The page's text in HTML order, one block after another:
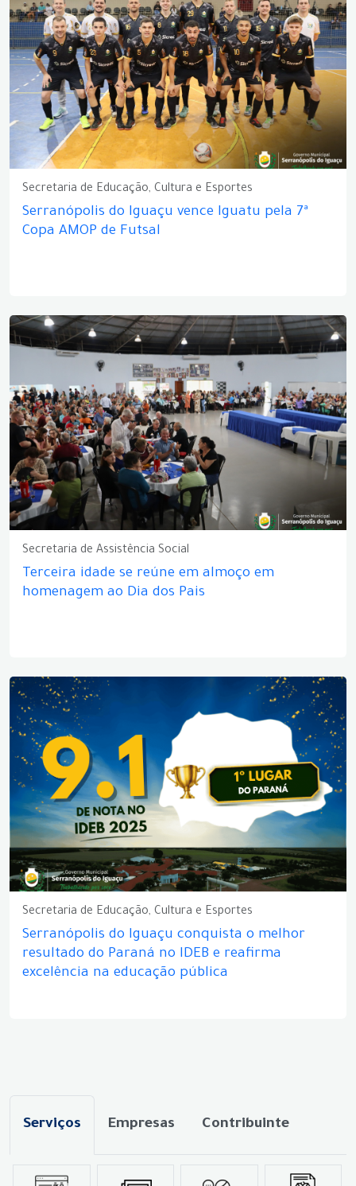
Secretaria de Educação, Cultura e Esportes
Serranópolis do Iguaçu vence Iguatu pela 7ª
Copa AMOP de Futsal
Secretaria de Assistência Social
Terceira idade se reúne em almoço em
homenagem ao Dia dos Pais
Secretaria de Educação, Cultura e Esportes
Serranópolis do Iguaçu conquista o melhor
resultado do Paraná no IDEB e reafirma
excelência na educação pública
Serviços Empresas Contribuinte